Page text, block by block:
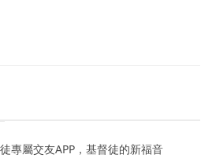
專屬交友APP，基督徒的新福音